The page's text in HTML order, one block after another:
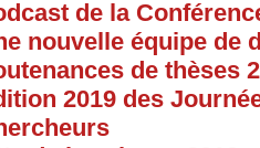
de la
nouvelle équipe de
de thèses
2019 des